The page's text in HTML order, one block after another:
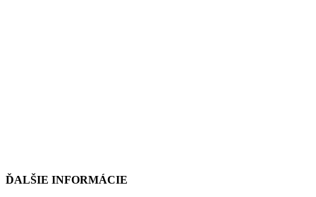
ĎALŠIE INFORMÁCIE